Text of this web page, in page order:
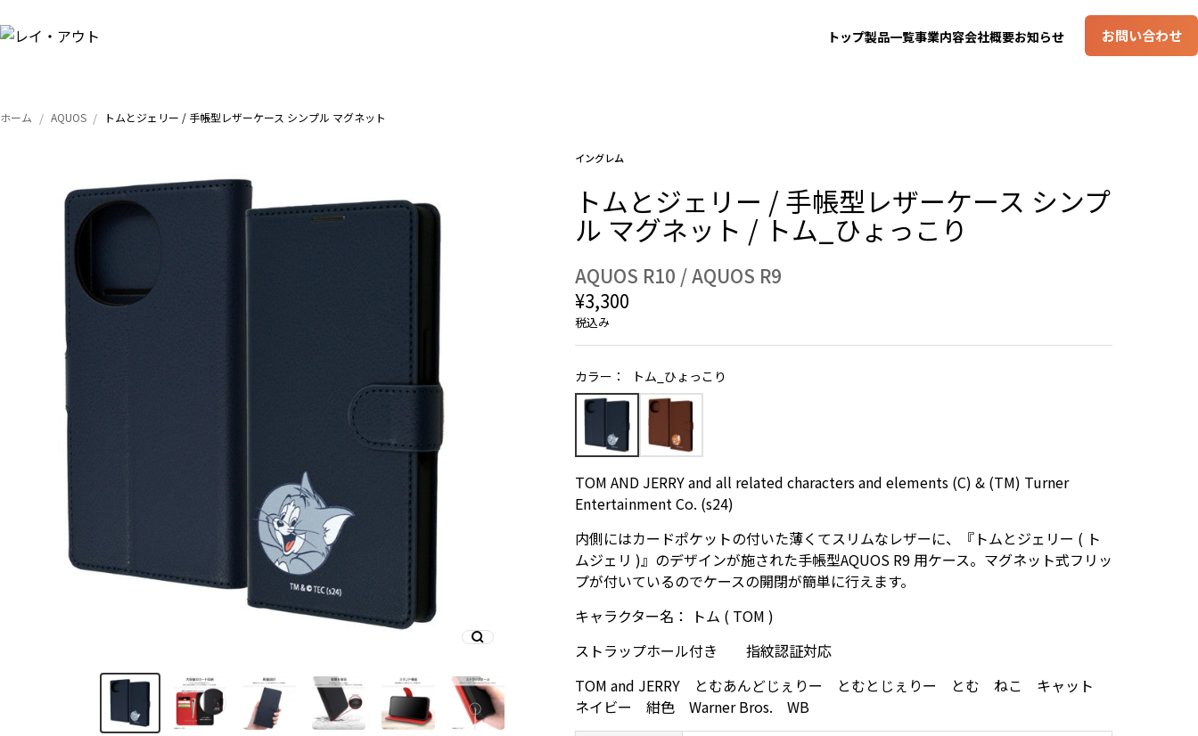
トップ製品一覧事業内容会社概要お知らせ お問い合わせ
ホーム AQUOS トムとジェリー / 手帳型レザーケース シンプル マグネット
イングレム
トムとジェリー / 手帳型レザーケース シンプ
ル マグネット / トム_ひょっこり
AQUOS R10 / AQUOS R9
¥3,300
税込み
カラー： トム_ひょっこり
TOM AND JERRY and all related characters and elements (C) & (TM) Turner
Entertainment Co. (s24)
内側にはカードポケットの付いた薄くてスリムなレザーに、『トムとジェリー ( ト
ムジェリ )』のデザインが施された手帳型AQUOS R9 用ケース。マグネット式フリッ
プが付いているのでケースの開閉が簡単に行えます。
キャラクター名： トム ( TOM )
ストラップホール付き 指紋認証対応
TOM and JERRY とむあんどじぇりー とむとじぇりー とむ ねこ キャット
ネイビー 紺色 Warner Bros. WB